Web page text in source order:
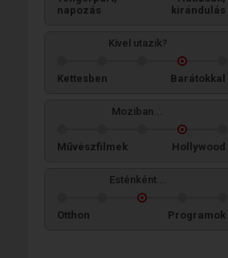
napozás
kirándulás
Kivel utazik?
Kettesben Barátokkal
Moziban...
Művészfilmek Hollywood
Esténként...
Otthon Programok